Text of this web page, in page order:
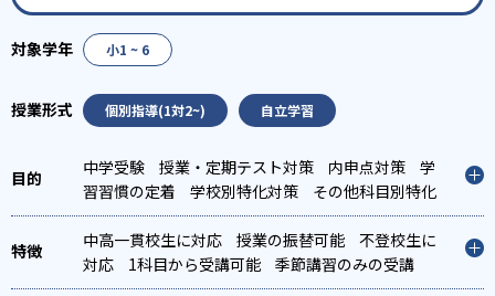
小1 ~ 6
個別指導(1対2~) 自立学習
中学受験 授業・定期テスト対策 内申点対策
学
習習慣の定着
学校別特化対策
その他科目別特化
対策
中高一貫校生に対応
授業の振替可能
不登校生に
対応
1科目から受講可能
季節講習のみの受講
可
発達障害の子どもに対応 自習室あり